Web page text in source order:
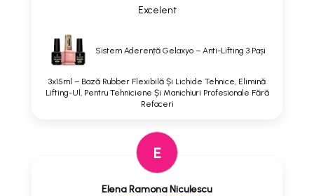
Excelent
Sistem Aderență Gelaxyo – Anti-Lifting 3 Pași
3x15ml – Bază Rubber Flexibilă Și Lichide Tehnice, Elimină
Lifting-Ul, Pentru Tehniciene Și Manichiuri Profesionale Fără
Refaceri
E
Elena Ramona Niculescu